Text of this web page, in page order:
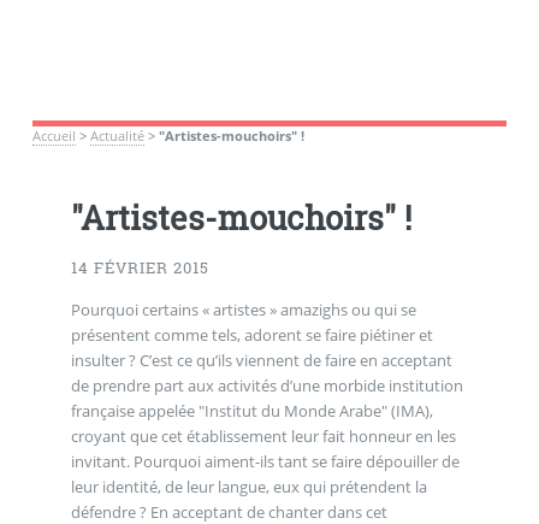
Accueil > Actualité> "Artistes-mouchoirs" !
"Artistes-mouchoirs" !
14 FÉVRIER 2015
Pourquoi certains « artistes » amazighs ou qui se
présentent comme tels, adorent se faire piétiner et
insulter ? C’est ce qu’ils viennent de faire en acceptant
de prendre part aux activités d’une morbide institution
française appelée "Institut du Monde Arabe" (IMA),
croyant que cet établissement leur fait honneur en les
invitant. Pourquoi aiment-ils tant se faire dépouiller de
leur identité, de leur langue, eux qui prétendent la
défendre ? En acceptant de chanter dans cet